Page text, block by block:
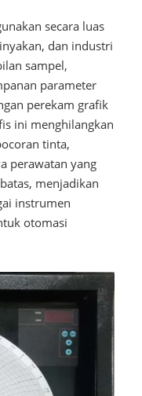
secara luas
dan industri
sampel,
parameter
perekam grafik
ini menghilangkan
tinta,
perawatan yang
menjadikan
instrumen
otomasi